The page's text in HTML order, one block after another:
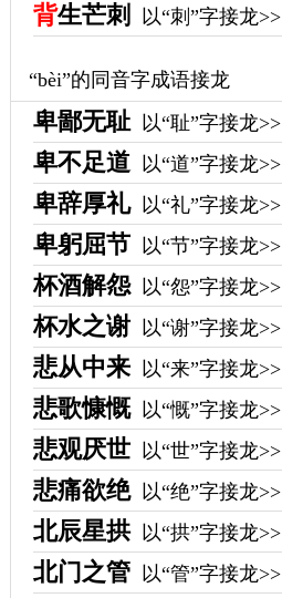
背生芒刺 以“刺”字接龙>>
“bèi”的同音字成语接龙
卑鄙无耻 以“耻”字接龙>>
卑不足道 以“道”字接龙>>
卑辞厚礼 以“礼”字接龙>>
卑躬屈节 以“节”字接龙>>
杯酒解怨 以“怨”字接龙>>
杯水之谢 以“谢”字接龙>>
悲从中来 以“来”字接龙>>
悲歌慷慨 以“慨”字接龙>>
悲观厌世 以“世”字接龙>>
悲痛欲绝 以“绝”字接龙>>
北辰星拱 以“拱”字接龙>>
北门之管 以“管”字接龙>>